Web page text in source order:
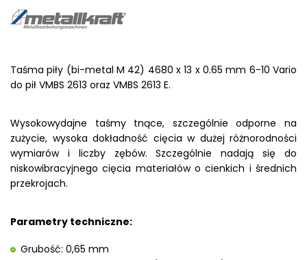
Taśma piły (bi-metal M 42) 4680 x 13 x 0.65 mm 6-10 Vario
do pił VMBS 2613 oraz VMBS 2613 E.
Wysokowydajne taśmy tnące, szczególnie odporne na
zużycie, wysoka dokładność cięcia w dużej różnorodności
wymiarów i liczby zębów. Szczególnie nadają się do
niskowibracyjnego cięcia materiałów o cienkich i średnich
przekrojach.
Parametry techniczne:
Grubość: 0,65 mm